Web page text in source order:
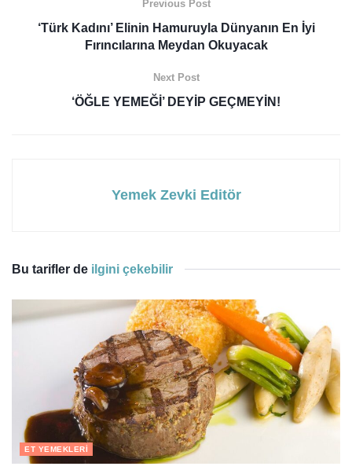
Previous Post
‘Türk Kadını’ Elinin Hamuruyla Dünyanın En İyi
Fırıncılarına Meydan Okuyacak
Next Post
‘ÖĞLE YEMEĞİ’ DEYİP GEÇMEYİN!
Yemek Zevki Editör
Bu tarifler de ilgini çekebilir
ET YEMEKLERI